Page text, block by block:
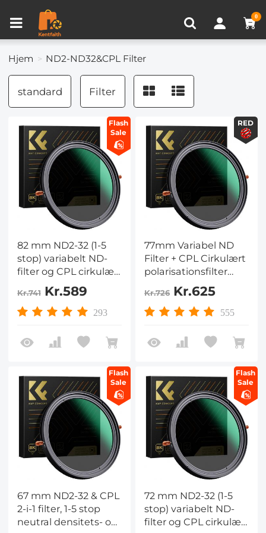
0
Hjem ND2-ND32&CPL Filter
standard Filter
Flash
Sale
82 mm ND2-32 (1-5
stop) variabelt ND-
filter og CPL cirkulært
polariseringsfilter 2 i 1
til kameraobjektiv, No
X Spot, vejrforseglet
Kr.741Kr.589
293
RED
77mm Variabel ND
Filter + CPL Cirkulært
polarisationsfilter
Polarisator Filter 2 i 1
Funktion Nano
Coating Graduerede
Filter
Kr.726Kr.625
555
Flash
Sale
67 mm ND2-32 & CPL
2-i-1 filter, 1-5 stop
neutral densitets- og
Flash
Sale
72 mm ND2-32 (1-5
stop) variabelt ND-
filter og CPL cirkulært